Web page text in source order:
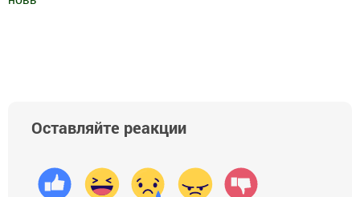
Оставляйте реакции